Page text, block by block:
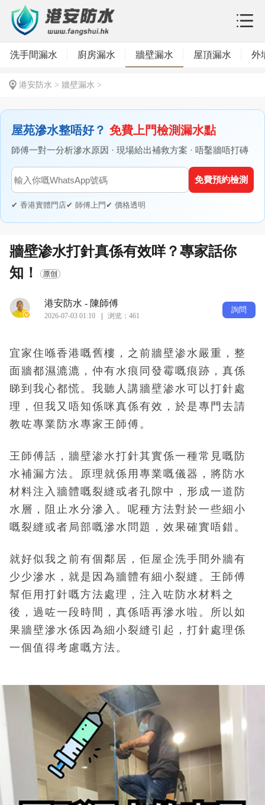
洗手間漏水 廚房漏水 牆壁漏水 屋頂漏水 外
港安防水 > 牆壁漏水 >
屋苑滲水整唔好？ 免費上門檢測漏水點
師傅一對一分析滲水原因 · 現場給出補救方案 · 唔鑿牆唔打磚
免費預約檢測
✔ 香港實體門店✔ 師傅上門 ✔ 價格透明
牆壁渗水打針真係有效咩？專家話你
知！
詢問
港安防水 - 陳師傅
2026-07-03 01:10 浏览：461
宜家住喺香港嘅舊樓，之前牆壁渗水嚴重，整
面牆都濕漉漉，仲有水痕同發霉嘅痕跡，真係
睇到我心都慌。我聽人講牆壁渗水可以打針處
理，但我又唔知係咪真係有效，於是專門去請
教咗專業防水專家王師傅。
王師傅話，牆壁渗水打針其實係一種常見嘅防
水補漏方法。原理就係用專業嘅儀器，將防水
材料注入牆體嘅裂縫或者孔隙中，形成一道防
水層，阻止水分滲入。呢種方法對於一些細小
嘅裂縫或者局部嘅滲水問題，效果確實唔錯。
就好似我之前有個鄰居，佢屋企洗手間外牆有
少少滲水，就是因為牆體有細小裂縫。王師傅
幫佢用打針嘅方法處理，注入咗防水材料之
後，過咗一段時間，真係唔再滲水啦。所以如
果牆壁滲水係因為細小裂縫引起，打針處理係
一個值得考慮嘅方法。